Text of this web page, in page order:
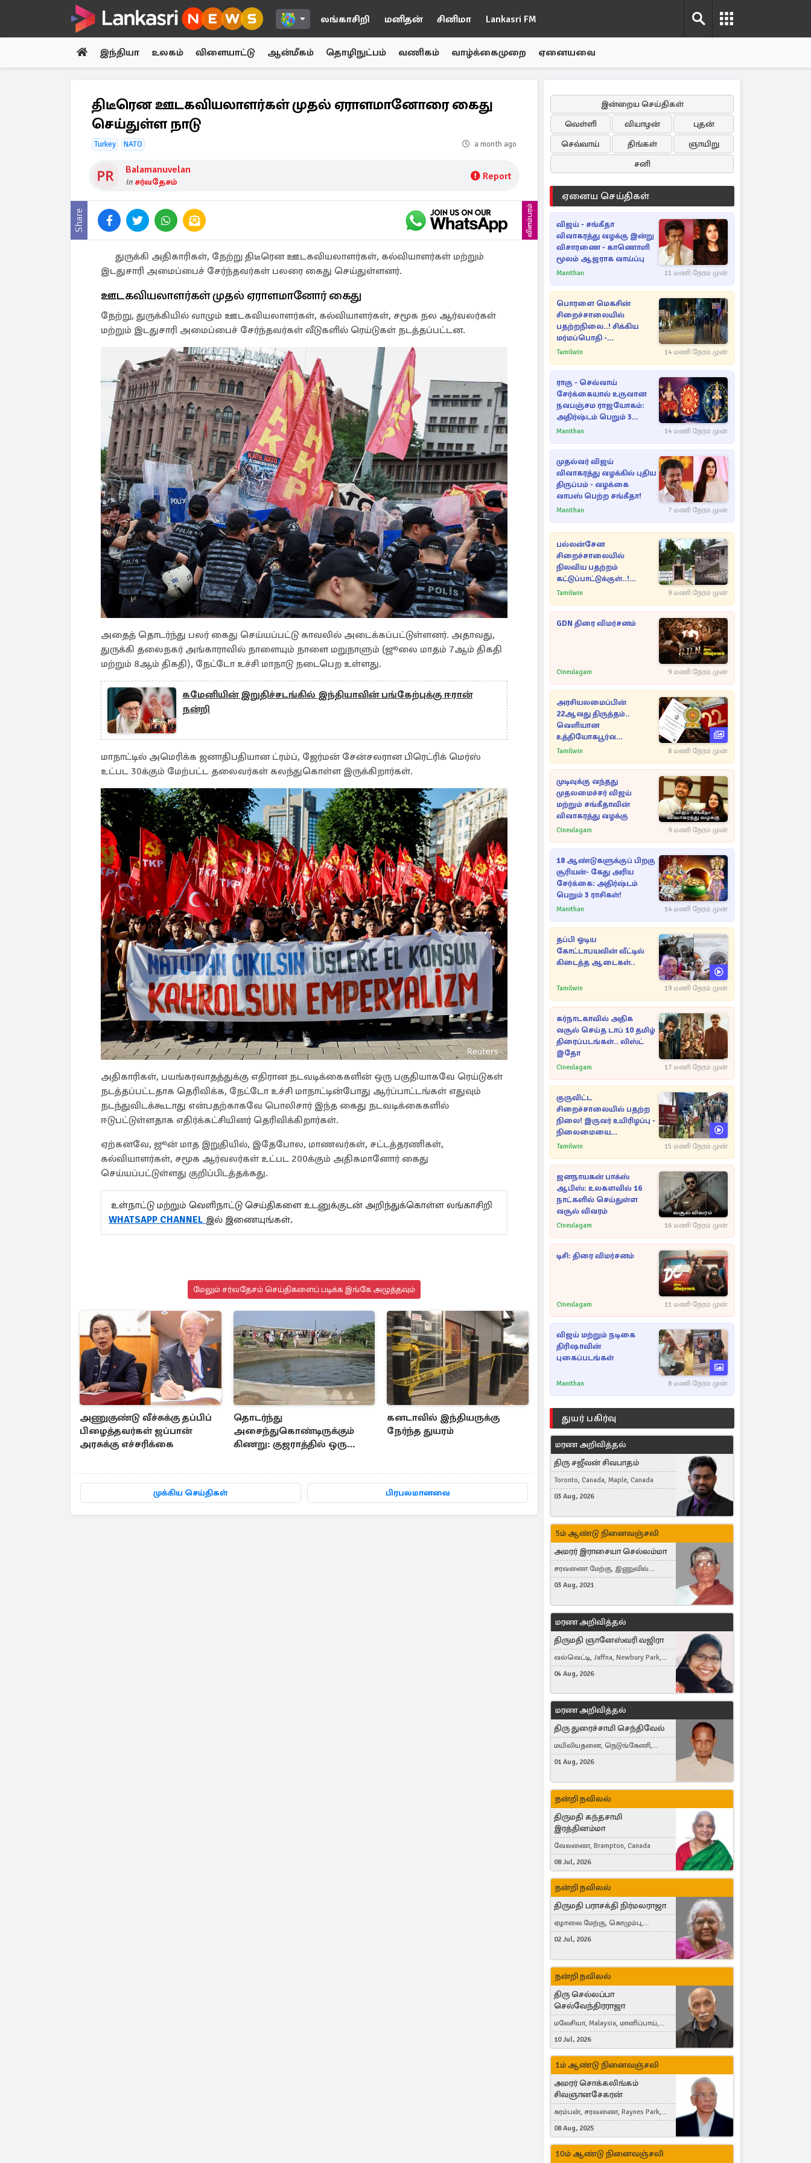
லங்காசிறி மனிதன் சினிமா Lankasri FM
இந்தியா உலகம் விளையாட்டு ஆன்மீகம் தொழிநுட்பம் வணிகம் வாழ்க்கைமுறை ஏனையவை
திடீரென ஊடகவியலாளர்கள் முதல் ஏராளமானோரை கைது
செய்துள்ள நாடு
Turkey NATO a month ago
Balamanuvelan
in சர்வதேசம் Report
Share விளம்பரம்
துருக்கி அதிகாரிகள், நேற்று திடீரென ஊடகவியலாளர்கள், கல்வியாளர்கள் மற்றும்
இடதுசாரி அமைப்பைச் சேர்ந்தவர்கள் பலரை கைது செய்துள்ளனர்.
ஊடகவியலாளர்கள் முதல் ஏராளமானோர் கைது
நேற்று, துருக்கியில் வாழும் ஊடகவியலாளர்கள், கல்வியாளர்கள், சமூக நல ஆர்வலர்கள்
மற்றும் இடதுசாரி அமைப்பைச் சேர்ந்தவர்கள் வீடுகளில் ரெய்டுகள் நடத்தப்பட்டன.
அதைத் தொடர்ந்து பலர் கைது செய்யப்பட்டு காவலில் அடைக்கப்பட்டுள்ளனர். அதாவது,
துருக்கி தலைநகர் அங்காராவில் நாளையும் நாளை மறுநாளும் (ஜூலை மாதம் 7ஆம் திகதி
மற்றும் 8ஆம் திகதி), நேட்டோ உச்சி மாநாடு நடைபெற உள்ளது.
கமேனியின் இறுதிச்சடங்கில் இந்தியாவின் பங்கேற்புக்கு ஈரான்
நன்றி
மாநாட்டில் அமெரிக்க ஜனாதிபதியான ட்ரம்ப், ஜேர்மன் சேன்சலரான பிரெட்ரிக் மெர்ஸ்
உட்பட 30க்கும் மேற்பட்ட தலைவர்கள் கலந்துகொள்ள இருக்கிறார்கள்.
அதிகாரிகள், பயங்கரவாதத்துக்கு எதிரான நடவடிக்கைகளின் ஒரு பகுதியாகவே ரெய்டுகள்
நடத்தப்பட்டதாக தெரிவிக்க, நேட்டோ உச்சி மாநாட்டின்போது ஆர்ப்பாட்டங்கள் எதுவும்
நடந்துவிடக்கூடாது என்பதற்காகவே பொலிசார் இந்த கைது நடவடிக்கைகளில்
ஈடுபட்டுள்ளதாக எதிர்க்கட்சியினர் தெரிவிக்கிறார்கள்.
ஏற்கனவே, ஜூன் மாத இறுதியில், இதேபோல, மாணவர்கள், சட்டத்தரணிகள்,
கல்வியாளர்கள், சமூக ஆர்வலர்கள் உட்பட 200க்கும் அதிகமானோர் கைது
செய்யப்பட்டுள்ளது குறிப்பிடத்தக்கது.
உள்நாட்டு மற்றும் வெளிநாட்டு செய்திகளை உடனுக்குடன் அறிந்துக்கொள்ள லங்காசிறி
WHATSAPP CHANNEL இல் இணையுங்கள்.
மேலும் சர்வதேசம் செய்திகளைப் படிக்க இங்கே அழுத்தவும்
அணுகுண்டு வீச்சுக்கு தப்பிப்
பிழைத்தவர்கள் ஜப்பான்
அரசுக்கு எச்சரிக்கை
தொடர்ந்து
அசைந்துகொண்டிருக்கும்
கிணறு: குஜராத்தில் ஒரு
கனடாவில் இந்தியருக்கு
நேர்ந்த துயரம்
முக்கிய செய்திகள் பிரபலமானவை
இன்றைய செய்திகள்
வெள்ளி
வியாழன்
புதன்
செவ்வாய்
திங்கள்
ஞாயிறு
சனி
ஏனைய செய்திகள்
விஜய் - சங்கீதா
விவாகரத்து வழக்கு இன்று
விசாரணை - காணொளி
மூலம் ஆஜராக வாய்ப்பு
Manithan 11 மணி நேரம் முன்
பொரளை மெகசின்
சிறைச்சாலையில்
பதற்றநிலை..! சிக்கிய
மர்மப்பொதி -
பின்னணியில் வெளியான
Tamilwin 14 மணி நேரம் முன்
ராகு - செவ்வாய்
சேர்க்கையால் உருவான
நவபஞ்சம ராஜயோகம்:
அதிர்ஷ்டம் பெறும் 3
ராசிகள்!
Manithan 14 மணி நேரம் முன்
முதல்வர் விஜய்
விவாகரத்து வழக்கில் புதிய
திருப்பம் - வழக்கை
வாபஸ் பெற்ற சங்கீதா!
Manithan 7 மணி நேரம் முன்
பல்லன்சேன
சிறைச்சாலையில்
நிலவிய பதற்றம்
கட்டுப்பாட்டுக்குள்..!
அதிரடியாக களமிறங்கிய
Tamilwin 9 மணி நேரம் முன்
GDN திரை விமர்சனம்
Cineulagam 9 மணி நேரம் முன்
அரசியலமைப்பின்
22ஆவது திருத்தம்..
வெளியான
உத்தியோகபூர்வ
அறிவிப்பு!
Tamilwin 8 மணி நேரம் முன்
முடிவுக்கு வந்தது
முதலமைச்சர் விஜய்
மற்றும் சங்கீதாவின்
விவாகரத்து வழக்கு
Cineulagam 9 மணி நேரம் முன்
18 ஆண்டுகளுக்குப் பிறகு
சூரியன்- கேது அரிய
சேர்க்கை: அதிர்ஷ்டம்
பெறும் 3 ராசிகள்!
Manithan 14 மணி நேரம் முன்
தப்பி ஓடிய
கோட்டாபயவின் வீட்டில்
கிடைத்த ஆடைகள்..
Tamilwin 19 மணி நேரம் முன்
கர்நாடகாவில் அதிக
வசூல் செய்த டாப் 10 தமிழ்
திரைப்படங்கள்.. லிஸ்ட்
இதோ
Cineulagam 17 மணி நேரம் முன்
குருவிட்ட
சிறைச்சாலையில் பதற்ற
நிலை! இருவர் உயிரிழப்பு -
நிலைமையை
கட்டுப்படுத்த பொலிஸார்
Tamilwin 15 மணி நேரம் முன்
ஜனநாயகன் பாக்ஸ்
ஆபிஸ்: உலகளவில் 16
நாட்களில் செய்துள்ள
வசூல் விவரம்
Cineulagam 16 மணி நேரம் முன்
டிசி: திரை விமர்சனம்
Cineulagam 11 மணி நேரம் முன்
விஜய் மற்றும் நடிகை
திரிஷாவின்
புகைப்படங்கள்
Manithan 8 மணி நேரம் முன்
துயர் பகிர்வு
மரண அறிவித்தல்
திரு சஜீவன் சிவபாதம்
Toronto, Canada, Maple, Canada
03 Aug, 2026
5ம் ஆண்டு நினைவஞ்சலி
அமரர் இராசையா செல்லம்மா
சரவணை மேற்கு, இணுவில்
கிழக்கு
03 Aug, 2021
மரண அறிவித்தல்
திருமதி ஞானேஸ்வரி வஜிரா
வல்வெட்டி, Jaffna, Newbury Park,
United Kingdom
04 Aug, 2026
மரண அறிவித்தல்
திரு துரைச்சாமி செந்திவேல்
மயிலியதனை, நெடுங்கேணி,
கம்பர்மலை
01 Aug, 2026
நன்றி நவிலல்
திருமதி கந்தசாமி
இரத்தினம்மா
வேலணை, Brampton, Canada
08 Jul, 2026
நன்றி நவிலல்
திருமதி பராசக்தி நிர்மலராஜா
ஏழாலை மேற்கு, கொழும்பு,
தங்காலை, London, United Kingdom
02 Jul, 2026
நன்றி நவிலல்
திரு செல்லப்பா
செல்வேந்திரராஜா
மலேசியா, Malaysia, மானிப்பாய்,
Duisburg, Germany, London, United
Kingdom
10 Jul, 2026
1ம் ஆண்டு நினைவஞ்சலி
அமரர் சொக்கலிங்கம்
சிவஞானசேகரன்
கரம்பன், சரவணை, Raynes Park,
London, United Kingdom
08 Aug, 2025
10ம் ஆண்டு நினைவஞ்சலி